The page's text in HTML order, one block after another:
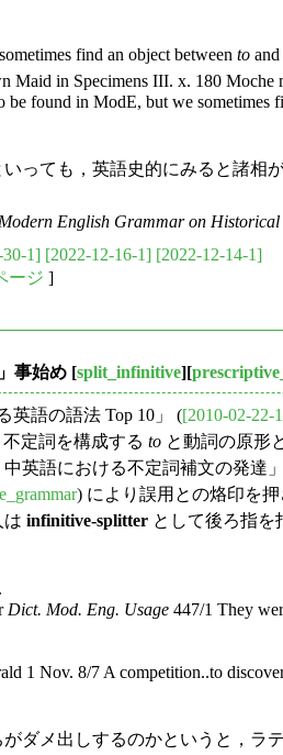
find an object between to
Maid in Specimens III. x. 180 Moche
be found in ModE, but we sometimes
っても，英語史的にみると諸相
English Grammar on
30-1] [2022-12-16-1] [2022-12-14-1]
ージ ]
事始め [split_infinitive][
英語の語法 Top 10」 ([2010-02-22-
不定詞を構成する to と動詞の原形
英語における不定詞補文の発達
) により誤用との烙印を
は infinitive-splitter として後ろ指を
.
Dict. Mod. Eng. Usage 447/1 They
1 Nov. 8/7 A competition..to
ダメ出しするのかというと，ラ